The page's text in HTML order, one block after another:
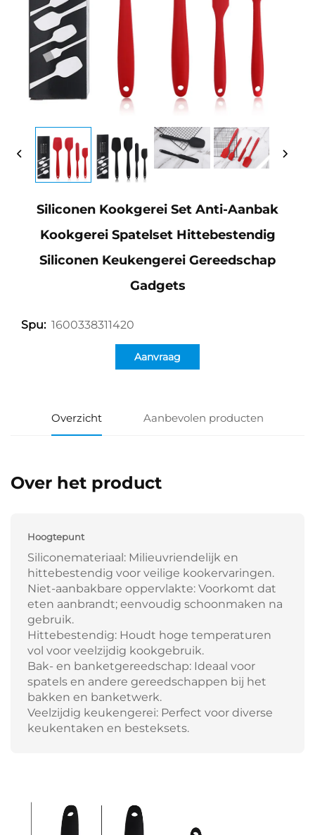
Siliconen Kookgerei Set Anti-Aanbak
Kookgerei Spatelset Hittebestendig
Siliconen Keukengerei Gereedschap
Gadgets
Spu: 1600338311420
Aanvraag
Overzicht Aanbevolen producten
Over het product
Hoogtepunt
Siliconemateriaal: Milieuvriendelijk en
hittebestendig voor veilige kookervaringen.
Niet-aanbakbare oppervlakte: Voorkomt dat
eten aanbrandt; eenvoudig schoonmaken na
gebruik.
Hittebestendig: Houdt hoge temperaturen
vol voor veelzijdig kookgebruik.
Bak- en banketgereedschap: Ideaal voor
spatels en andere gereedschappen bij het
bakken en banketwerk.
Veelzijdig keukengerei: Perfect voor diverse
keukentaken en besteksets.